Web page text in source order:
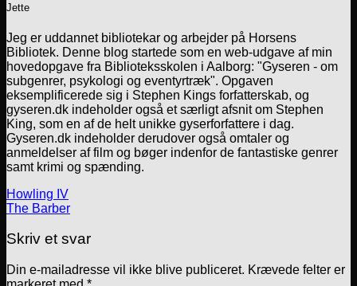
Jette
Jeg er uddannet bibliotekar og arbejder på Horsens
Bibliotek. Denne blog startede som en web-udgave af min
hovedopgave fra Biblioteksskolen i Aalborg: "Gyseren - om
subgenrer, psykologi og eventyrtræk". Opgaven
eksemplificerede sig i Stephen Kings forfatterskab, og
gyseren.dk indeholder også et særligt afsnit om Stephen
King, som en af de helt unikke gyserforfattere i dag.
Gyseren.dk indeholder derudover også omtaler og
anmeldelser af film og bøger indenfor de fantastiske genrer
samt krimi og spænding.
Howling IV
The Barber
Skriv et svar
Din e-mailadresse vil ikke blive publiceret. Krævede felter er